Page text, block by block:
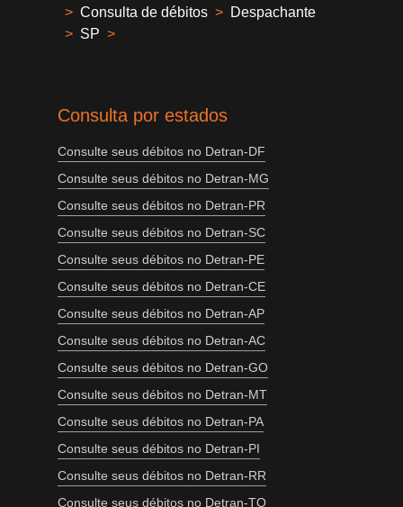
> Consulta de débitos > Despachante
> SP >
Consulta por estados
Consulte seus débitos no Detran-DF
Consulte seus débitos no Detran-MG
Consulte seus débitos no Detran-PR
Consulte seus débitos no Detran-SC
Consulte seus débitos no Detran-PE
Consulte seus débitos no Detran-CE
Consulte seus débitos no Detran-AP
Consulte seus débitos no Detran-AC
Consulte seus débitos no Detran-GO
Consulte seus débitos no Detran-MT
Consulte seus débitos no Detran-PA
Consulte seus débitos no Detran-PI
Consulte seus débitos no Detran-RR
Consulte seus débitos no Detran-TO